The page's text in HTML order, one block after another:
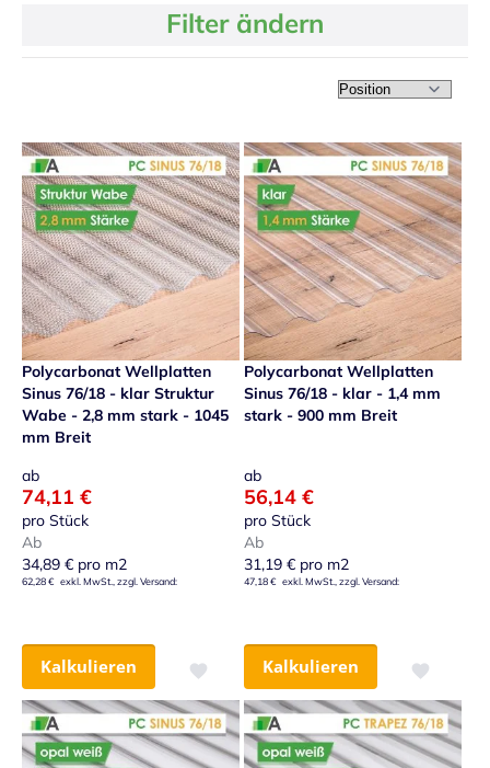
Filter ändern
Polycarbonat Wellplatten
Sinus 76/18 - klar Struktur
Wabe - 2,8 mm stark - 1045
mm Breit
ab
74,11 €
pro Stück
Ab
34,89 € pro m2
62,28 €
Kalkulieren
Zur Wunschliste hinzufügen
Polycarbonat Wellplatten
Sinus 76/18 - klar - 1,4 mm
stark - 900 mm Breit
ab
56,14 €
pro Stück
Ab
31,19 € pro m2
47,18 €
Kalkulieren
Zur